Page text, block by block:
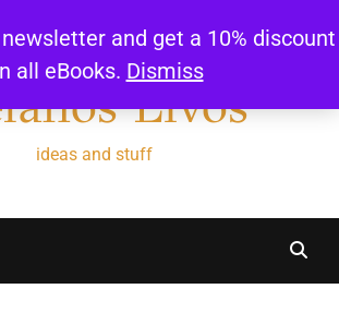
and get a 10% discount
all eBooks. Dismiss
Livos
ideas and stuff